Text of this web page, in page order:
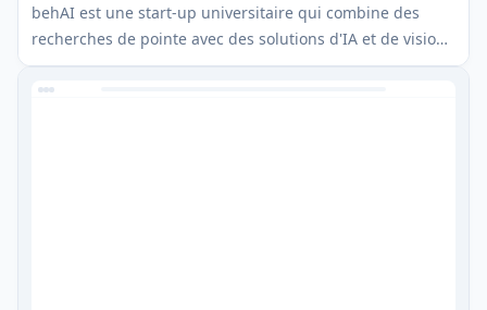
Consulting Assistant
behAI est une start-up universitaire qui combine des
recherches de pointe avec des solutions d'IA et de vision
par ordinateur prêtes pour le marché pour aider les
entreprises à intégrer des capacités de vision par